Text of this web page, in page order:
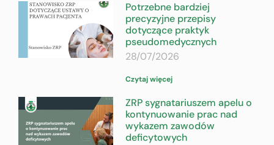
Potrzebne bardziej
precyzyjne przepisy
dotyczące praktyk
pseudomedycznych
28/07/2026
Czytaj więcej
ZRP sygnatariuszem apelu o
kontynuowanie prac nad
wykazem zawodów
deficytowych